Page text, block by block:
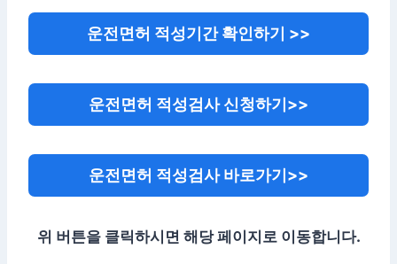
운전면허 적성기간 확인하기 >>
운전면허 적성검사 신청하기>>
운전면허 적성검사 바로가기>>
위 버튼을 클릭하시면 해당 페이지로 이동합니다.